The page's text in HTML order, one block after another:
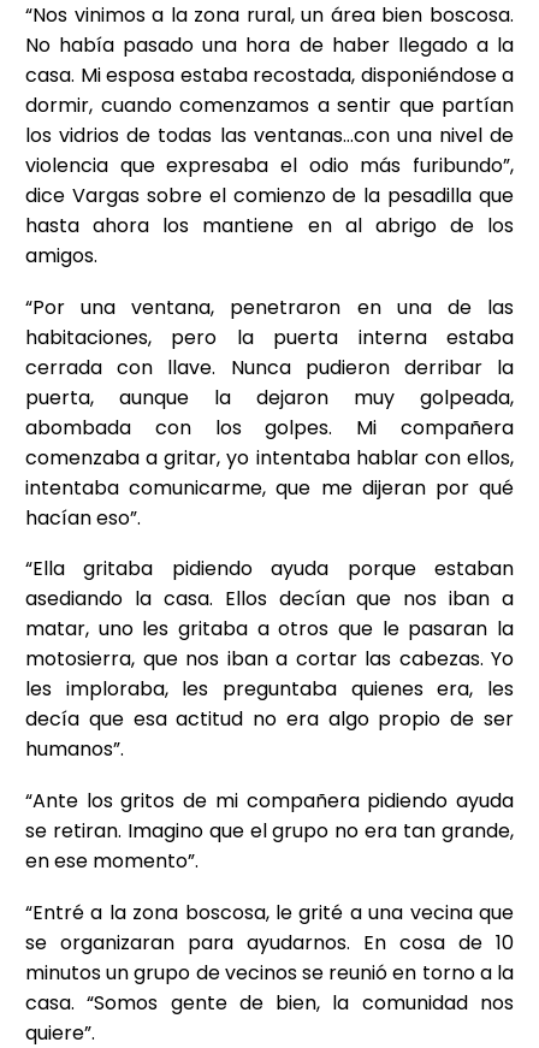
“Nos vinimos a la zona rural, un área bien boscosa.
No había pasado una hora de haber llegado a la
casa. Mi esposa estaba recostada, disponiéndose a
dormir, cuando comenzamos a sentir que partían
los vidrios de todas las ventanas…con una nivel de
violencia que expresaba el odio más furibundo”,
dice Vargas sobre el comienzo de la pesadilla que
hasta ahora los mantiene en al abrigo de los
amigos.
“Por una ventana, penetraron en una de las
habitaciones, pero la puerta interna estaba
cerrada con llave. Nunca pudieron derribar la
puerta, aunque la dejaron muy golpeada,
abombada con los golpes. Mi compañera
comenzaba a gritar, yo intentaba hablar con ellos,
intentaba comunicarme, que me dijeran por qué
hacían eso”.
“Ella gritaba pidiendo ayuda porque estaban
asediando la casa. Ellos decían que nos iban a
matar, uno les gritaba a otros que le pasaran la
motosierra, que nos iban a cortar las cabezas. Yo
les imploraba, les preguntaba quienes era, les
decía que esa actitud no era algo propio de ser
humanos”.
“Ante los gritos de mi compañera pidiendo ayuda
se retiran. Imagino que el grupo no era tan grande,
en ese momento”.
“Entré a la zona boscosa, le grité a una vecina que
se organizaran para ayudarnos. En cosa de 10
minutos un grupo de vecinos se reunió en torno a la
casa. “Somos gente de bien, la comunidad nos
quiere”.